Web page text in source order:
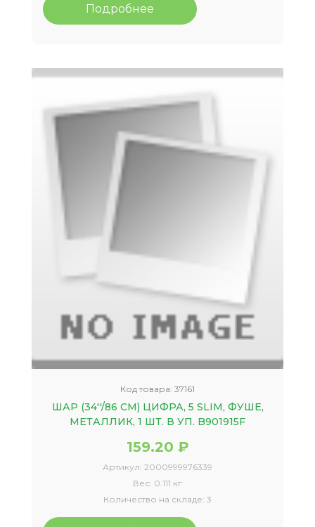
Подробнее
Код товара: 37161
ШАР (34''/86 СМ) ЦИФРА, 5 SLIM, ФУШЕ,
МЕТАЛЛИК, 1 ШТ. В УП. B901915F
159.20 ₽
Артикул: 2000999976339
Вес: 0.111 кг
Количество на складе: 3